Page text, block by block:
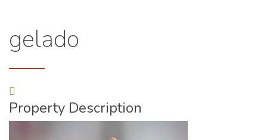
gelado
Property Description